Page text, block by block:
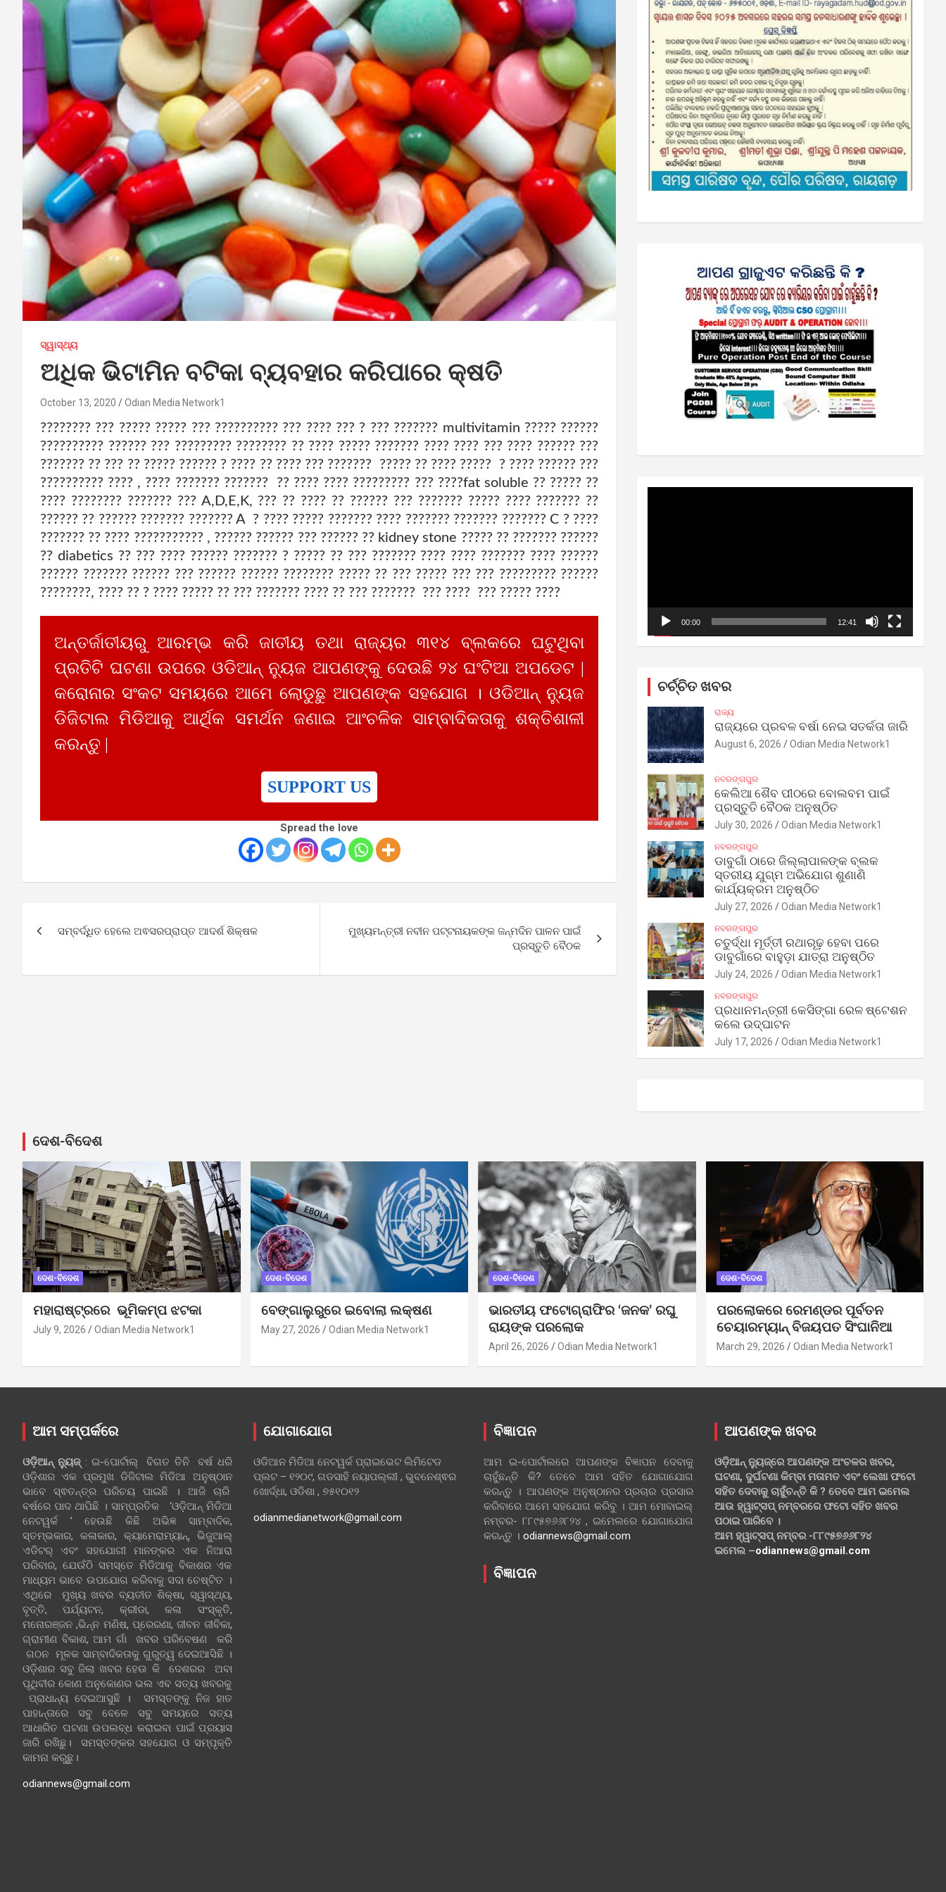
ସ୍ୱାସ୍ଥ୍ୟ
ଅଧିକ ଭିଟାମିନ ବଟିକା ବ୍ୟବହାର କରିପାରେ କ୍ଷତି
October 13, 2020 Odian Media Network1
???????? ??? ????? ????? ??? ?????????? ??? ???? ??? ? ??? ??????? multivitamin ????? ??????
?????????? ?????? ??? ????????? ???????? ?? ???? ????? ??????? ???? ???? ??? ???? ?????? ???
??????? ?? ??? ?? ????? ?????? ? ???? ?? ???? ??? ??????? ????? ?? ???? ????? ? ???? ?????? ???
?????????? ???? , ???? ??????? ??????? ?? ???? ???? ????????? ??? ????fat soluble ?? ????? ??
???? ???????? ??????? ??? A,D,E,K, ??? ?? ???? ?? ?????? ??? ??????? ????? ???? ??????? ??
?????? ?? ?????? ??????? ??????? A ? ???? ????? ??????? ???? ??????? ??????? ??????? C ? ????
??????? ?? ???? ??????????? , ?????? ?????? ??? ?????? ?? kidney stone ????? ?? ??????? ??????
?? diabetics ?? ??? ???? ?????? ??????? ? ????? ?? ??? ??????? ???? ???? ??????? ???? ??????
?????? ??????? ?????? ??? ?????? ?????? ???????? ????? ?? ??? ????? ??? ??? ????????? ??????
????????, ???? ?? ? ???? ????? ?? ??? ??????? ???? ?? ??? ??????? ??? ???? ??? ????? ????
ଅନ୍ତର୍ଜାତୀୟରୁ ଆରମ୍ଭ କରି ଜାତୀୟ ତଥା ରାଜ୍ୟର ୩୧୪ ବ୍ଲକରେ ଘଟୁଥିବା
ପ୍ରତିଟି ଘଟଣା ଉପରେ ଓଡିଆନ୍ ନ୍ୟୁଜ ଆପଣଙ୍କୁ ଦେଉଛି ୨୪ ଘଂଟିଆ ଅପଡେଟ |
କରୋନାର ସଂକଟ ସମୟରେ ଆମେ ଲୋଡୁଛୁ ଆପଣଙ୍କ ସହଯୋଗ । ଓଡିଆନ୍ ନ୍ୟୁଜ
ଡିଜିଟାଲ ମିଡିଆକୁ ଆର୍ଥିକ ସମର୍ଥନ ଜଣାଇ ଆଂଚଳିକ ସାମ୍ବାଦିକତାକୁ ଶକ୍ତିଶାଳୀ
କରନ୍ତୁ |
SUPPORT US
Spread the love
navigation
ସମ୍ବର୍ଦ୍ଧିତ ହେଲେ ଅଵସରପ୍ରାପ୍ତ ଆଦର୍ଶ ଶିକ୍ଷକ
ମୁଖ୍ୟମନ୍ତ୍ରୀ ନବୀନ ପଟ୍ଟନାୟକଙ୍କ ଜନ୍ମଦିନ ପାଳନ ପାଇଁ
ପ୍ରସ୍ତୁତି ବୈଠକ
00:00 12:41
ଚର୍ଚ୍ଚିତ ଖବର
ରାଜ୍ୟ
ରାଜ୍ୟରେ ପ୍ରବଳ ବର୍ଷା ନେଇ ସତର୍କତା ଜାରି
August 6, 2026 Odian Media Network1
ନବରଙ୍ଗପୁର
କେଲିଆ ଶୈବ ପୀଠରେ ବୋଲବମ ପାଇଁ
ପ୍ରସ୍ତୁତି ବୈଠକ ଅନୁଷ୍ଠିତ
July 30, 2026 Odian Media Network1
ନବରଙ୍ଗପୁର
ଡାବୁଗାଁ ଠାରେ ଜିଲ୍ଲାପାଳଙ୍କ ବ୍ଲକ
ସ୍ତରୀୟ ଯୁଗ୍ମ ଅଭିଯୋଗ ଶୁଣାଣି
କାର୍ଯ୍ୟକ୍ରମ ଅନୁଷ୍ଠିତ
July 27, 2026 Odian Media Network1
ନବରଙ୍ଗପୁର
ଚତୁର୍ଦ୍ଧା ମୂର୍ତ୍ତୀ ରଥାରୂଢ଼ ହେବା ପରେ
ଡାବୁଗାଁରେ ବାହୁଡ଼ା ଯାତ୍ରା ଅନୁଷ୍ଠିତ
July 24, 2026 Odian Media Network1
ନବରଙ୍ଗପୁର
ପ୍ରଧାନମନ୍ତ୍ରୀ କେସିଙ୍ଗା ରେଳ ଷ୍ଟେଶନ
କଲେ ଉଦ୍‌ଘାଟନ
July 17, 2026 Odian Media Network1
ଦେଶ-ବିଦେଶ
ଦେଶ-ବିଦେଶ
ମହାରାଷ୍ଟ୍ରରେ ଭୂମିକମ୍ପ ଝଟକା
July 9, 2026 Odian Media Network1
ଦେଶ-ବିଦେଶ
ବେଙ୍ଗାଲୁରୁରେ ଇବୋଲା ଲକ୍ଷଣ
May 27, 2026 Odian Media Network1
ଦେଶ-ବିଦେଶ
ଭାରତୀୟ ଫଟୋଗ୍ରାଫିର ‘ଜନକ’ ରଘୁ
ରାୟଙ୍କ ପରଲୋକ
April 26, 2026 Odian Media Network1
ଦେଶ-ବିଦେଶ
ପରଲୋକରେ ରେମଣ୍ଡର ପୂର୍ବତନ
ଚେୟାରମ୍ୟାନ୍ ବିଜୟପତ ସିଂଘାନିଆ
March 29, 2026 Odian Media Network1
ଆମ ସମ୍ପର୍କରେ
ଓଡ଼ିଆନ୍‍ ନ୍ୟୁଜ୍‍: ଇ-ପୋର୍ଟାଲ୍ ବିଗତ ତିନି ବର୍ଷ ଧରି
ଓଡ଼ିଶାର ଏକ ପ୍ରମୁଖ ଡିଜିଟାଲ ମିଡିଆ ଅନୁଷ୍ଠାନ
ଭାବେ ସ୍ଵତନ୍ତ୍ର ପରିଚୟ ପାଇଛି । ଆଜି ଚାରି
ବର୍ଷରେ ପାଦ ଥାପିଛି । ସାମ୍ପ୍ରତିକ ‘ଓଡ଼ିଆନ୍‍ ମିଡିଆ
ନେଟୱର୍କ ’ ହେଉଛି କିଛି ଅଭିଜ୍ଞ ସାମ୍ବାଦିକ,
ସ୍ତମ୍ଭକାର, କଳାକାର, କ୍ୟାମେରାମ୍ୟାନ୍, ଭିଜୁଆଲ୍
ଏଡିଟର୍ ଏବଂ ସହଯୋଗୀ ମାନଙ୍କର ଏକ ନିଆରା
ପରିବାର, ଯେଉଁଠି ସମସ୍ତେ ମିଡିଆକୁ ବିକାଶର ଏକ
ମାଧ୍ୟମ ଭାବେ ଉପଯୋଗ କରିବାକୁ ସଦା ଚେଷ୍ଟିତ ।
ଏଥିରେ ମୁଖ୍ୟ ଖବର ବ୍ୟତୀତ ଶିକ୍ଷା, ସ୍ୱାସ୍ଥ୍ୟ,
ବୃତ୍ତି, ପର୍ଯ୍ୟଟନ, କ୍ରୀଡା, କଳା ସଂସ୍କୃତି,
ମନୋରଞ୍ଜନ ,ଭିନ୍ନ ମଣିଷ, ପ୍ରେରଣା, ଜୀବନ ଜୀବିକା,
ଗ୍ରାମୀଣ ବିକାଶ, ଆମ ଗାଁ ଖବର ପରିବେଷଣ କରି
ଗଠନ ମୂଳକ ସାମ୍ବାଦିକତାକୁ ଗୁରୁତ୍ୱ ଦେଇଆସିଛି ।
ଓଡ଼ିଶାର ସବୁ ଜିଲା ଖବର ହେଉ କି ଦେଶରର ଅବା
ପୃଥିବୀର କୋଣ ଅନୁକୋଣର ଭଲ ଏବ ସତ୍ୟ ଖବରକୁ
ପ୍ରାଧାନ୍ୟ ଦେଇଆସୁଛି । ସମସ୍ତଙ୍କୁ ନିଜ ହାତ
ପାହାନ୍ତାରେ ସବୁ ବେଳେ ସବୁ ସମୟରେ ସତ୍ୟ
ଆଧାରିତ ଘଟଣା ଉପଲବ୍ଧ କରାଇବା ପାଇଁ ପ୍ରୟାସ
ଜାରି ରଖିଛୁ। ସମସ୍ତଙ୍କର ସହଯୋଗ ଓ ସମ୍ପୃକ୍ତି
କାମନା କରୁଛୁ।
odiannews@gmail.com
ଯୋଗାଯୋଗ
ଓଡିଆନ ମିଡିଆ ନେଟୱର୍କ ପ୍ରାଇଭେଟ ଲିମିଟେଡ
ପ୍ଲଟ – ୧୨୦୯, ଗଡସାହି ନୟାପଲ୍ଲୀ , ଭୁବନେଶ୍ଵର
ଖୋର୍ଦ୍ଧା, ଓଡିଶା , ୭୫୧୦୧୨
odianmedianetwork@gmail.com
ବିଜ୍ଞାପନ
ଆମ ଇ-ପୋର୍ଟାଲରେ ଆପଣଙ୍କ ବିଜ୍ଞାପନ ଦେବାକୁ
ଚାହୁଁଛନ୍ତି କି? ତେବେ ଆମ ସହିତ ଯୋଗାଯୋଗ
କରନ୍ତୁ । ଆପଣଙ୍କ ଅନୁଷ୍ଠାନର ପ୍ରଚାର ପ୍ରସାର
କରିବାରେ ଆମେ ସହଯୋଗ କରିବୁ । ଆମ ମୋବାଇଲ୍
ନମ୍ବର- ୮୮୯୫୭୬୬୮୨୪ , ଇମେଲରେ ଯୋଗାଯୋଗ
କରନ୍ତୁ । odiannews@gmail.com
ବିଜ୍ଞାପନ
ଆପଣଙ୍କ ଖବର
ଓଡ଼ିଆନ୍ ନ୍ୟୁଜ୍‌ରେ ଆପଣଙ୍କ ଅଂଚଳର ଖବର,
ଘଟଣା, ଦୁର୍ଘଟଣା କିମ୍ବା ମତାମତ ଏବଂ ଲେଖା ଫଟୋ
ସହିତ ଦେବାକୁ ଚାହୁଁଚନ୍ତି କି ? ତେବେ ଆମ ଇମେଲ
ଆଉ ହ୍ୱାଟ୍‌ସପ୍ ନମ୍ବରରେ ଫଟୋ ସହିତ ଖବର
ପଠାଇ ପାରିବେ ।
ଆମ ହ୍ୱାଟ୍‌ସପ୍ ନମ୍ବର -୮୮୯୫୭୬୬୮୨୪
ଇମେଲ –odiannews@gmail.com